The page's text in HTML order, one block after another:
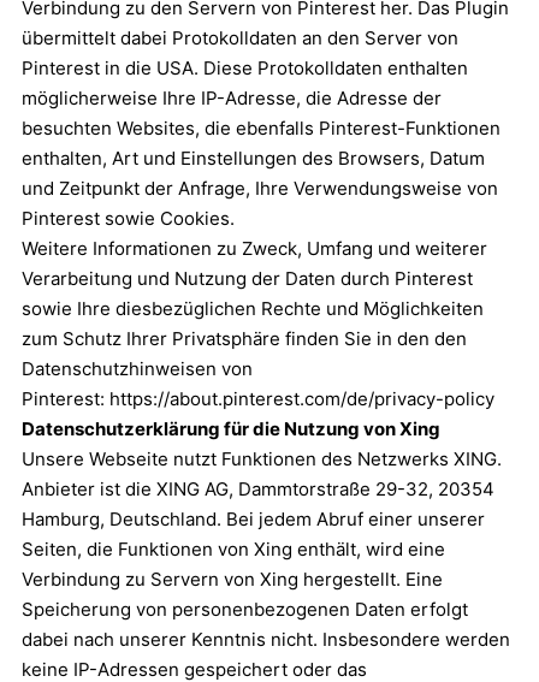
Verbindung zu den Servern von Pinterest her. Das Plugin
übermittelt dabei Protokolldaten an den Server von
Pinterest in die USA. Diese Protokolldaten enthalten
möglicherweise Ihre IP-Adresse, die Adresse der
besuchten Websites, die ebenfalls Pinterest-Funktionen
enthalten, Art und Einstellungen des Browsers, Datum
und Zeitpunkt der Anfrage, Ihre Verwendungsweise von
Pinterest sowie Cookies.
Weitere Informationen zu Zweck, Umfang und weiterer
Verarbeitung und Nutzung der Daten durch Pinterest
sowie Ihre diesbezüglichen Rechte und Möglichkeiten
zum Schutz Ihrer Privatsphäre finden Sie in den den
Datenschutzhinweisen von
Pinterest: https://about.pinterest.com/de/privacy-policy
Datenschutzerklärung für die Nutzung von Xing
Unsere Webseite nutzt Funktionen des Netzwerks XING.
Anbieter ist die XING AG, Dammtorstraße 29-32, 20354
Hamburg, Deutschland. Bei jedem Abruf einer unserer
Seiten, die Funktionen von Xing enthält, wird eine
Verbindung zu Servern von Xing hergestellt. Eine
Speicherung von personenbezogenen Daten erfolgt
dabei nach unserer Kenntnis nicht. Insbesondere werden
keine IP-Adressen gespeichert oder das